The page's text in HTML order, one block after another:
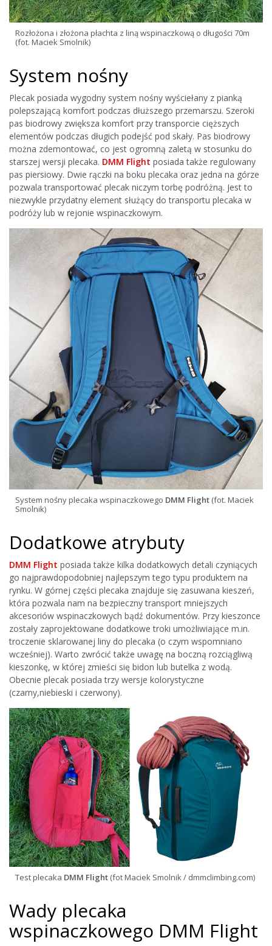
Rozłożona i złożona płachta z liną wspinaczkową o długości 70m
(fot. Maciek Smolnik)
System nośny
Plecak posiada wygodny system nośny wyściełany z pianką
polepszającą komfort podczas dłuższego przemarszu. Szeroki
pas biodrowy zwiększa komfort przy transporcie cięższych
elementów podczas długich podejść pod skały. Pas biodrowy
można zdemontować, co jest ogromną zaletą w stosunku do
starszej wersji plecaka. DMM Flight posiada także regulowany
pas piersiowy. Dwie rączki na boku plecaka oraz jedna na górze
pozwala transportować plecak niczym torbę podróżną. Jest to
niezwykle przydatny element służący do transportu plecaka w
podróży lub w rejonie wspinaczkowym.
System nośny plecaka wspinaczkowego DMM Flight (fot. Maciek
Smolnik)
Dodatkowe atrybuty
DMM Flight posiada także kilka dodatkowych detali czyniących
go najprawdopodobniej najlepszym tego typu produktem na
rynku. W górnej części plecaka znajduje się zasuwana kieszeń,
która pozwala nam na bezpieczny transport mniejszych
akcesoriów wspinaczkowych bądź dokumentów. Przy kieszonce
zostały zaprojektowane dodatkowe troki umożliwiające m.in.
troczenie sklarowanej liny do plecaka (o czym wspomniano
wcześniej). Warto zwrócić także uwagę na boczną rozciągliwą
kieszonkę, w której zmieści się bidon lub butelka z wodą.
Obecnie plecak posiada trzy wersje kolorystyczne
(czarny,niebieski i czerwony).
Test plecaka DMM Flight (fot Maciek Smolnik / dmmclimbing.com)
Wady plecaka
wspinaczkowego DMM Flight